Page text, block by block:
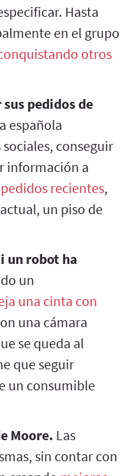
Hasta
en el grupo
otros
pedidos de
española
conseguir
información a
recientes,
un piso de
un robot ha
un
una cinta con
una cámara
se queda al
que seguir
un consumible
Moore. Las
sin contar con